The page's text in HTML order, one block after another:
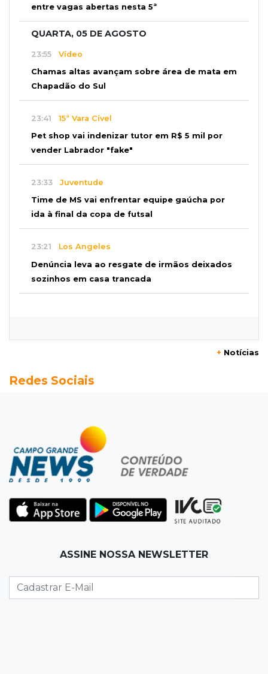
entre vagas abertas nesta 5ª
QUARTA, 05 DE AGOSTO
23:55 Vídeo
Chamas altas avançam sobre área de mata em
Chapadão do Sul
23:41 15ª Vara Cível
Pet shop vai indenizar tutor em R$ 5 mil por
vender Labrador "fake"
23:33 Juventude
Time de MS vai enfrentar equipe gaúcha por
ida à final da copa de futsal
23:21 Los Angeles
Denúncia leva ao resgate de irmãos deixados
sozinhos em casa trancada
formação de ciclone bomba
23:00Ideb
Chapadão do Sul
Homem é baleado após apontar revólver para
policiais militares
22:42Resumão
Palmeiras e Vasco confirmam vagas nas
Eleitorado aprova teste da urna, mas diz que
colinha será "fundamental"
+ Notícias
Redes Sociais
ASSINE NOSSA NEWSLETTER